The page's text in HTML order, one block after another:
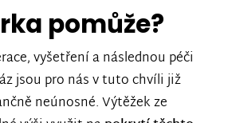
pomůže?
vyšetření a následnou péči
jsou pro nás v tuto chvíli již
neúnosné. Výtěžek ze